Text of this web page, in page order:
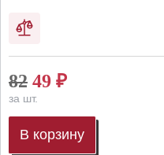
82 49 ₽
за шт.
В корзину